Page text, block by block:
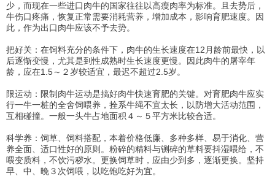
少，而现在一些进口肉牛的国家往往以高瘦肉率为标准。且去势后，
牛伤口疼痛，恢复正常需要消耗营养，增加成本，影响育肥速度。因
此，作为出口肉牛应该不予去势。
把好关：在饲料充分的条件下，肉牛的生长速度在12月龄前最快，以
后逐惭变慢，尤其是到性成熟时生长速度更慢。因此肉牛的屠宰年
龄，应在1.5～２岁较适宜，最迟不超过2.5岁。
限运动：限制肉牛运动是搞好肉牛快速育肥的关键。对育肥肉牛应实
行一牛一桩的全舍饲喂养，拴系牛绳不宜太长，以防增大活动范围，
互相碰撞。一般一头牛占地面积４～５平方米比较合适。
科学养：饲草、饲料搭配，本着价格低廉、多种多样、易于消化、营
养全面、适口性好的原则。粉碎的精料与铡碎的草料要抖湿喂给，不
喂变质料，不饮污秽水。更换饲草时，应由少到多，逐渐更换。坚持
早、中、晚３次饲喂，以吃饱吃好为宜。